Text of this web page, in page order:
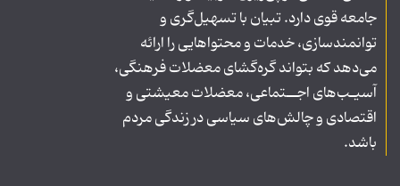
جامعه قوی دارد. تبیان با تسهیل‌گری و
توانمندسازی، خدمات و محتواهایی را ارائه
می‌دهد که بتواند گره‌گشای معضلات فرهنگی،
آسیـب‌های اجــتماعی، معضلات معیشتی و
اقتصادی و چالش‌های سیاسی در زندگی مردم
باشد.